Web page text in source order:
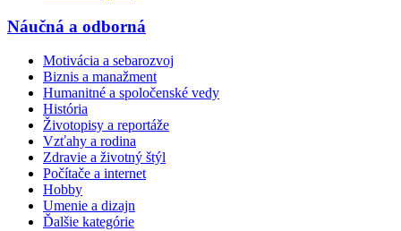
Náučná a odborná
Motivácia a sebarozvoj
Biznis a manažment
Humanitné a spoločenské vedy
História
Životopisy a reportáže
Vzťahy a rodina
Zdravie a životný štýl
Počítače a internet
Hobby
Umenie a dizajn
Ďalšie kategórie